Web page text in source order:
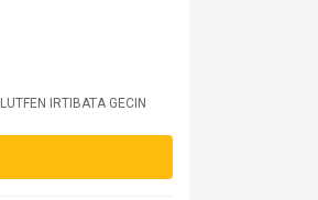
IRTIBATA GECIN